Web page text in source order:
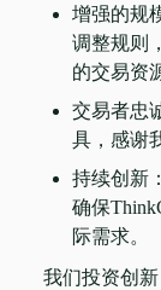
增强的规
调整规则
的交易资
交易者忠
具，感谢
持续创新
确保
际需求。
我们投资创